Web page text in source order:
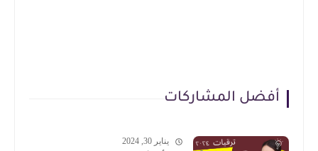
أفضل المشاركات
يناير 30, 2024